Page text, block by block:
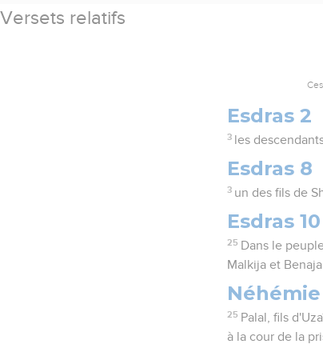
Versets relatifs
Esdras 2
3 les
Esdras 8
3 un des fils de
Esdras 10
25 Dans le
Malkija et Benaja
Néhémie
25 Palal, fils
à la cour de la